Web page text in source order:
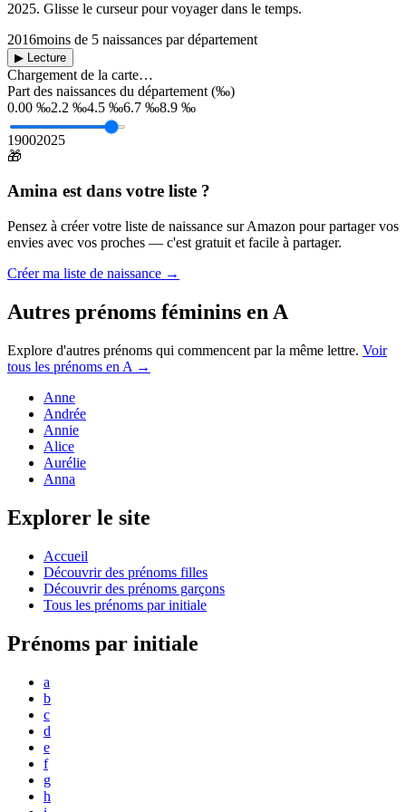
2025. Glisse le curseur pour voyager dans le temps.
2016moins de 5 naissances par département
▶ Lecture
Chargement de la carte…
Part des naissances du département (‰)
0.00 ‰2.2 ‰4.5 ‰6.7 ‰8.9 ‰
19002025
🎁
Amina est dans votre liste ?
Pensez à créer votre liste de naissance sur Amazon pour partager vos
envies avec vos proches — c'est gratuit et facile à partager.
Créer ma liste de naissance →
Autres prénoms féminins en A
Explore d'autres prénoms qui commencent par la même lettre. Voir
tous les prénoms en A →
Anne
Andrée
Annie
Alice
Aurélie
Anna
Explorer le site
Accueil
Découvrir des prénoms filles
Découvrir des prénoms garçons
Tous les prénoms par initiale
Prénoms par initiale
a
b
c
d
e
f
g
h